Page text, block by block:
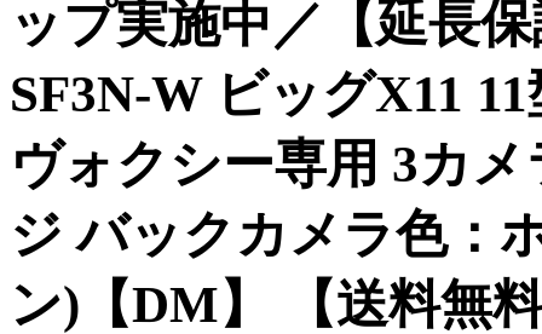
ップ実施中／【延長
SF3N-W ビッグX11
ヴォクシー専用 3カ
ジ バックカメラ色：
ン)【DM】 【送料無